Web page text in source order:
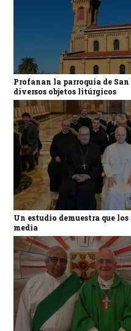
Profanan la parroquia de
diversos objetos litúrgicos
Un estudio demuestra que
media